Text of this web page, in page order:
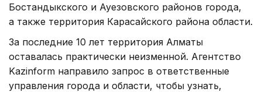
Бостандыкского и Ауезовского районов города,
а также территория Карасайского района области.
За последние 10 лет территория Алматы
оставалась практически неизменной. Агентство
Kazinform направило запрос в ответственные
управления города и области, чтобы узнать,